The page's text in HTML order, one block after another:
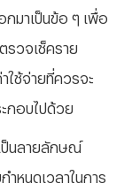
กมาเป็นข้อ ๆ เพื่อ
รวจเช็คราย
ใช้จ่ายที่ควรจะ
กอบไปด้วย
ป็นลายลักษณ์
ำหนดเวลาในการ